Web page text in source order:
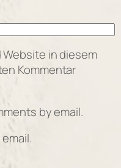
in diesem
Kommentar
by email.